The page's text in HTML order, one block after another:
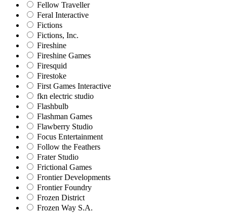
Fellow Traveller
Feral Interactive
Fictions
Fictions, Inc.
Fireshine
Fireshine Games
Firesquid
Firestoke
First Games Interactive
fkn electric studio
Flashbulb
Flashman Games
Flawberry Studio
Focus Entertainment
Follow the Feathers
Frater Studio
Frictional Games
Frontier Developments
Frontier Foundry
Frozen District
Frozen Way S.A.